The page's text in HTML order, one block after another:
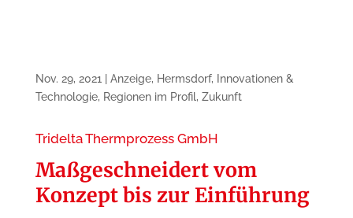
Nov. 29, 2021 Anzeige, Hermsdorf,
Innovationen &
Technologie, Regionen im Profil, Zukunft
Tridelta Thermprozess GmbH
Maßgeschneidert vom
Konzept bis zur Einführung